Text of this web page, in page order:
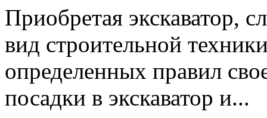
Приобретая экскаватор,
вид строительной
определенных правил
посадки в экскаватор и...